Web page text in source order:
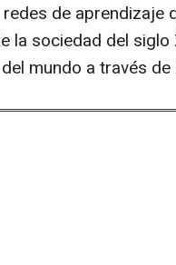
de aprendizaje
la sociedad del siglo
mundo a través